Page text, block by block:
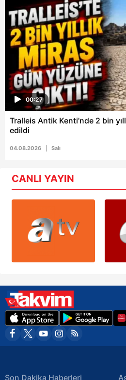
00:27
Tralleis Antik Kenti'nde 2 bin
edildi
04.08.2026 Salı
CANLI YAYIN
Son Dakika Haberleri